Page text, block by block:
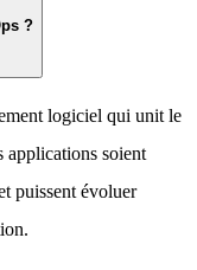
?
logiciel qui unit le
applications soient
puissent évoluer